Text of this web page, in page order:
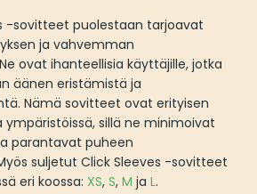
-sovitteet puolestaan tarjoavat
ja vahvemman
ovat ihanteellisia käyttäjille, jotka
äänen eristämistä ja
Nämä sovitteet ovat erityisen
ympäristöissä, sillä ne minimoivat
parantavat puheen
suljetut Click Sleeves -sovitteet
eri koossa: XS, S, M ja L.